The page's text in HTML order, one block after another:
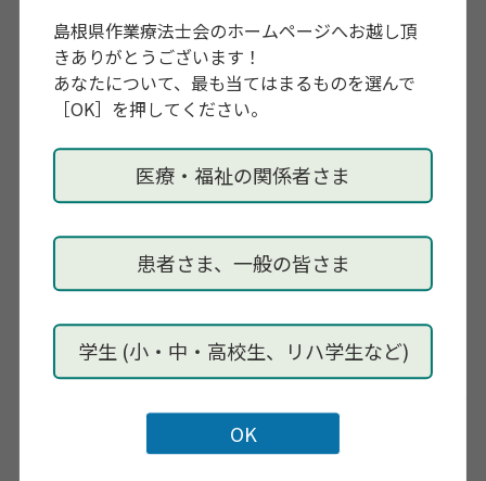
島根県作業療法士会のホームページへお越し頂
きありがとうございます！
あなたについて、最も当てはまるものを選んで
［OK］を押してください。
医療・福祉の関係者さま
患者さま、一般の皆さま
学生 (小・中・高校生、リハ学生など)
②休会理由の根拠となる、第三者による証明書
○出産・育児……母子手帳の写しなど
○介護……要介護状態を証明する書類の写しなど
○長期の病気療養……医師の診断書の写しなど
○その他、一時的に休職や退職を余儀なくされ、収入が
ない（もしくは著しく減少する）状態となることの証明
書類（職場の休職証明等）の写し
※ご不明な点がありましたら事務局にお問い合わせくだ
さい。
提出期限
休会しようとする年度の前年度の1月31日まで